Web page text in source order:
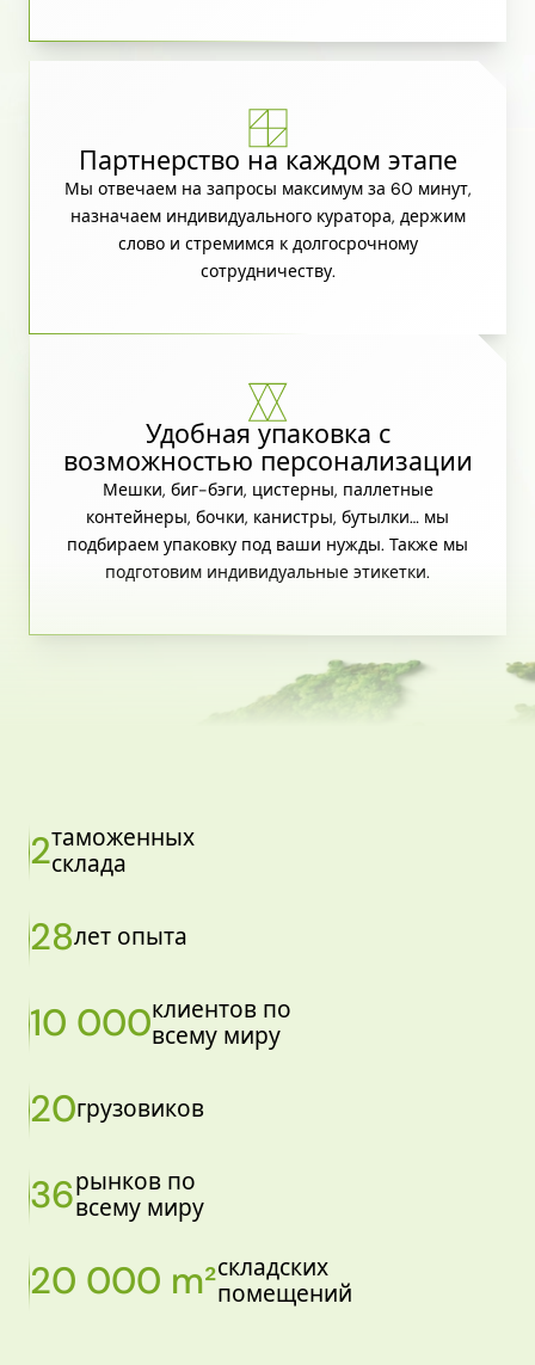
Партнерство на каждом этапе
Мы отвечаем на запросы максимум за 60 минут,
назначаем индивидуального куратора, держим
слово и стремимся к долгосрочному
сотрудничеству.
Удобная упаковка с
возможностью персонализации
Мешки, биг-бэги, цистерны, паллетные
контейнеры, бочки, канистры, бутылки… мы
подбираем упаковку под ваши нужды. Также мы
подготовим индивидуальные этикетки.
2таможенных
склада
28лет опыта
10 000клиентов по
всему миру
20грузовиков
36рынков по
всему миру
20 000 m²складских
помещений